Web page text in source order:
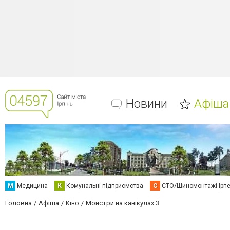
Новини Афіша
М Медицина К Комунальні підприємства С СТО/Шиномонтажі
Головна Афіша Кіно Монстри на канікулах 3